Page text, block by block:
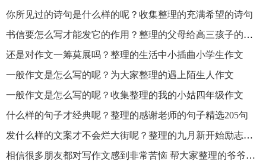
你所见过的诗句是什么样的呢？收集整理的充满希望的诗句
书信要怎么写才能发它的作用？整理的父母给高三孩子的一封信以及鼓励通用15篇
还是对作文一筹莫展吗？整理的生活中小插曲小学生作文
一般作文是怎么写的呢？为大家整理的遇上陌生人作文
一般作文是怎么写的呢？收集整理的我的小姑四年级作文
什么样的句子才经典呢？整理的感谢老师的句子精选205句
发什么样的文案才不会烂大街呢？整理的九月新开始励志文案
相信很多朋友都对写作文感到非常苦恼 帮大家整理的爷爷作文范文